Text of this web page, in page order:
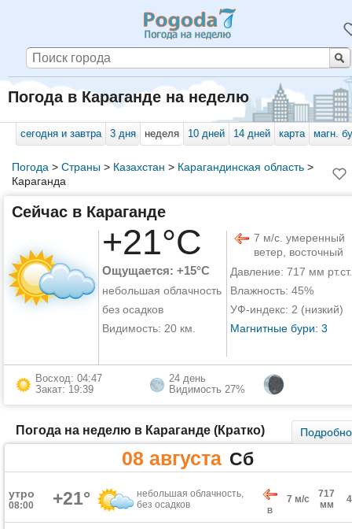
Погода в Караганде на неделю
сегодня и завтра 3 дня неделя 10 дней 14 дней карта магн.
Погода > Страны> Казахстан > Карагандинская область>
Караганда
Сейчас в Караганде
+21°C
Ощущается: +15°C
небольшая облачность
без осадков
Видимость: 20 км.
7 м/с. умеренный
ветер, восточный
Давление: 717 мм рт.ст.
Влажность: 45%
УФ-индекс: 2 (низкий)
Магнитные бури: 3
Восход: 04:47
Закат: 19:39
24 день
Видимость 27%
Погода на неделю в Караганде (Кратко) Подробно
08 августа Сб
утро
08:00 +21°
небольшая облачность,
без осадков
В
7 м/с
717
мм